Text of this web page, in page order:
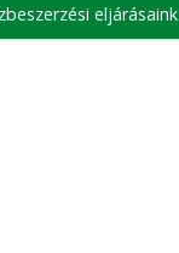
eljárásaink